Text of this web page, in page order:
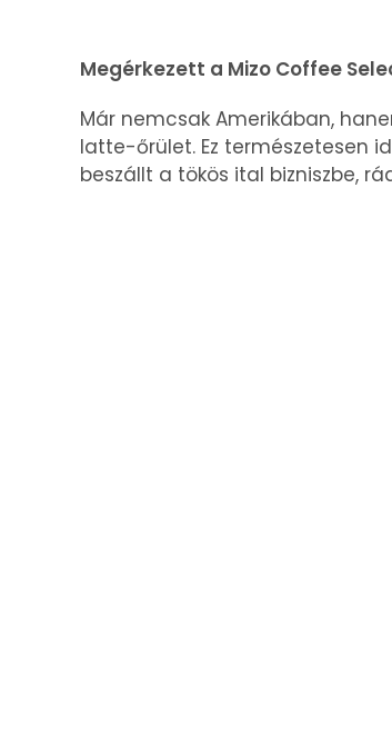
Megérkezett a Mizo Coffee
Már nemcsak Amerikában,
latte-őrület. Ez természetesen
beszállt a tökös ital bizniszbe,